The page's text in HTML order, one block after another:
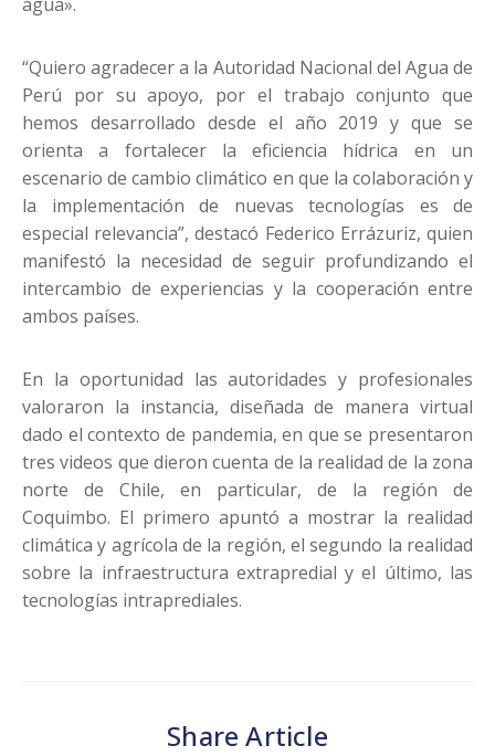
“Quiero agradecer a la Autoridad Nacional del Agua de
Perú por su apoyo, por el trabajo conjunto que
hemos desarrollado desde el año 2019 y que se
orienta a fortalecer la eficiencia hídrica en un
escenario de cambio climático en que la colaboración y
la implementación de nuevas tecnologías es de
especial relevancia”, destacó Federico Errázuriz, quien
manifestó la necesidad de seguir profundizando el
intercambio de experiencias y la cooperación entre
ambos países.
En la oportunidad las autoridades y profesionales
valoraron la instancia, diseñada de manera virtual
dado el contexto de pandemia, en que se presentaron
tres videos que dieron cuenta de la realidad de la zona
norte de Chile, en particular, de la región de
Coquimbo. El primero apuntó a mostrar la realidad
climática y agrícola de la región, el segundo la realidad
sobre la infraestructura extrapredial y el último, las
tecnologías intraprediales.
Share Article